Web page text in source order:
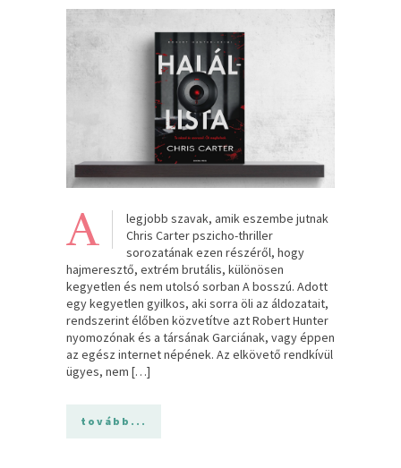
A
legjobb szavak, amik eszembe jutnak
Chris Carter pszicho-thriller
sorozatának ezen részéről, hogy
hajmeresztő, extrém brutális, különösen
kegyetlen és nem utolsó sorban A bosszú. Adott
egy kegyetlen gyilkos, aki sorra öli az áldozatait,
rendszerint élőben közvetítve azt Robert Hunter
nyomozónak és a társának Garciának, vagy éppen
az egész internet népének. Az elkövető rendkívül
ügyes, nem […]
tovább...